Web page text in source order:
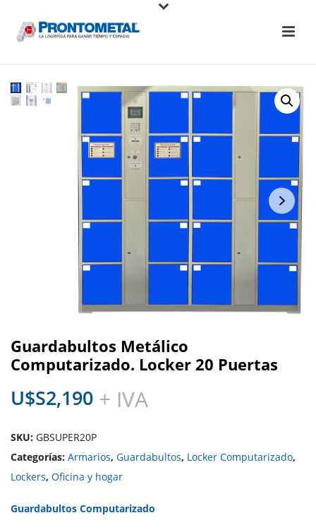
Guardabultos Metálico
Computarizado. Locker 20 Puertas
U$S2,190 + IVA
SKU: GBSUPER20P
Categorías: Armarios, Guardabultos, Locker Computarizado,
Lockers, Oficina y hogar
Guardabultos Computarizado